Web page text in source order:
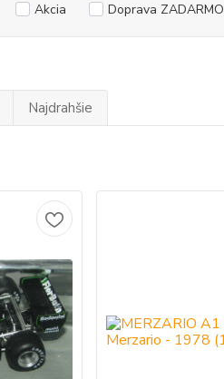
Akcia Doprava ZADARMO
Najdrahšie